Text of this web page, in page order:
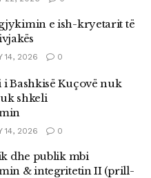
e ish-kryetarit të
14, 2026 0
Bashkisë Kuçovë nuk
shkeli
14, 2026 0
dhe publik mbi
& integritetin II (prill-